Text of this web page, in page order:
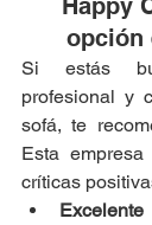
opción
Si estás
profesional y
sofá, te
Esta
críticas